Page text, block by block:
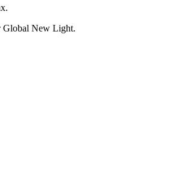
Global New Light.